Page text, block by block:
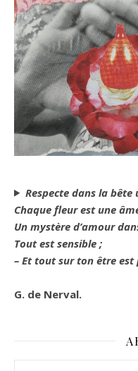
Respecte dans la
Chaque fleur est une
Un mystère d’amour
Tout est sensible ;
– Et tout sur ton être est
G. de Nerval.